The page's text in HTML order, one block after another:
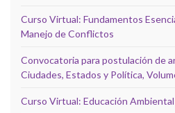
Curso Virtual: Fundamentos
Manejo de Conflictos
Convocatoria para postulación de
Ciudades, Estados y Política,
Curso Virtual: Educación